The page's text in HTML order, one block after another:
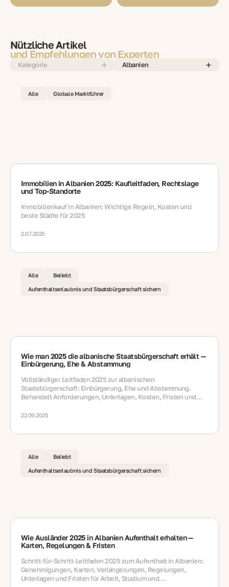
Nützliche Artikel
und Empfehlungen von Experten
Kategorie Albanien
Alle Globale Marktführer
Immobilien in Albanien 2025: Kaufleitfaden, Rechtslage
und Top‑Standorte
Immobilienkauf in Albanien: Wichtige Regeln, Kosten und
beste Städte für 2025
2.07.2025
Alle Beliebt
Aufenthaltserlaubnis und Staatsbürgerschaft sichern
Wie man 2025 die albanische Staatsbürgerschaft erhält —
Einbürgerung, Ehe & Abstammung
Vollständiger Leitfaden 2025 zur albanischen
Staatsbürgerschaft: Einbürgerung, Ehe und Abstammung.
Behandelt Anforderungen, Unterlagen, Kosten, Fristen und
22.09.2025
Alle Beliebt
Aufenthaltserlaubnis und Staatsbürgerschaft sichern
Wie Ausländer 2025 in Albanien Aufenthalt erhalten —
Karten, Regelungen & Fristen
Schritt‑für‑Schritt‑Leitfaden 2025 zum Aufenthalt in Albanien:
Genehmigungen, Karten, Verlängerungen, Regelungen,
Unterlagen und Fristen für Arbeit, Studium und